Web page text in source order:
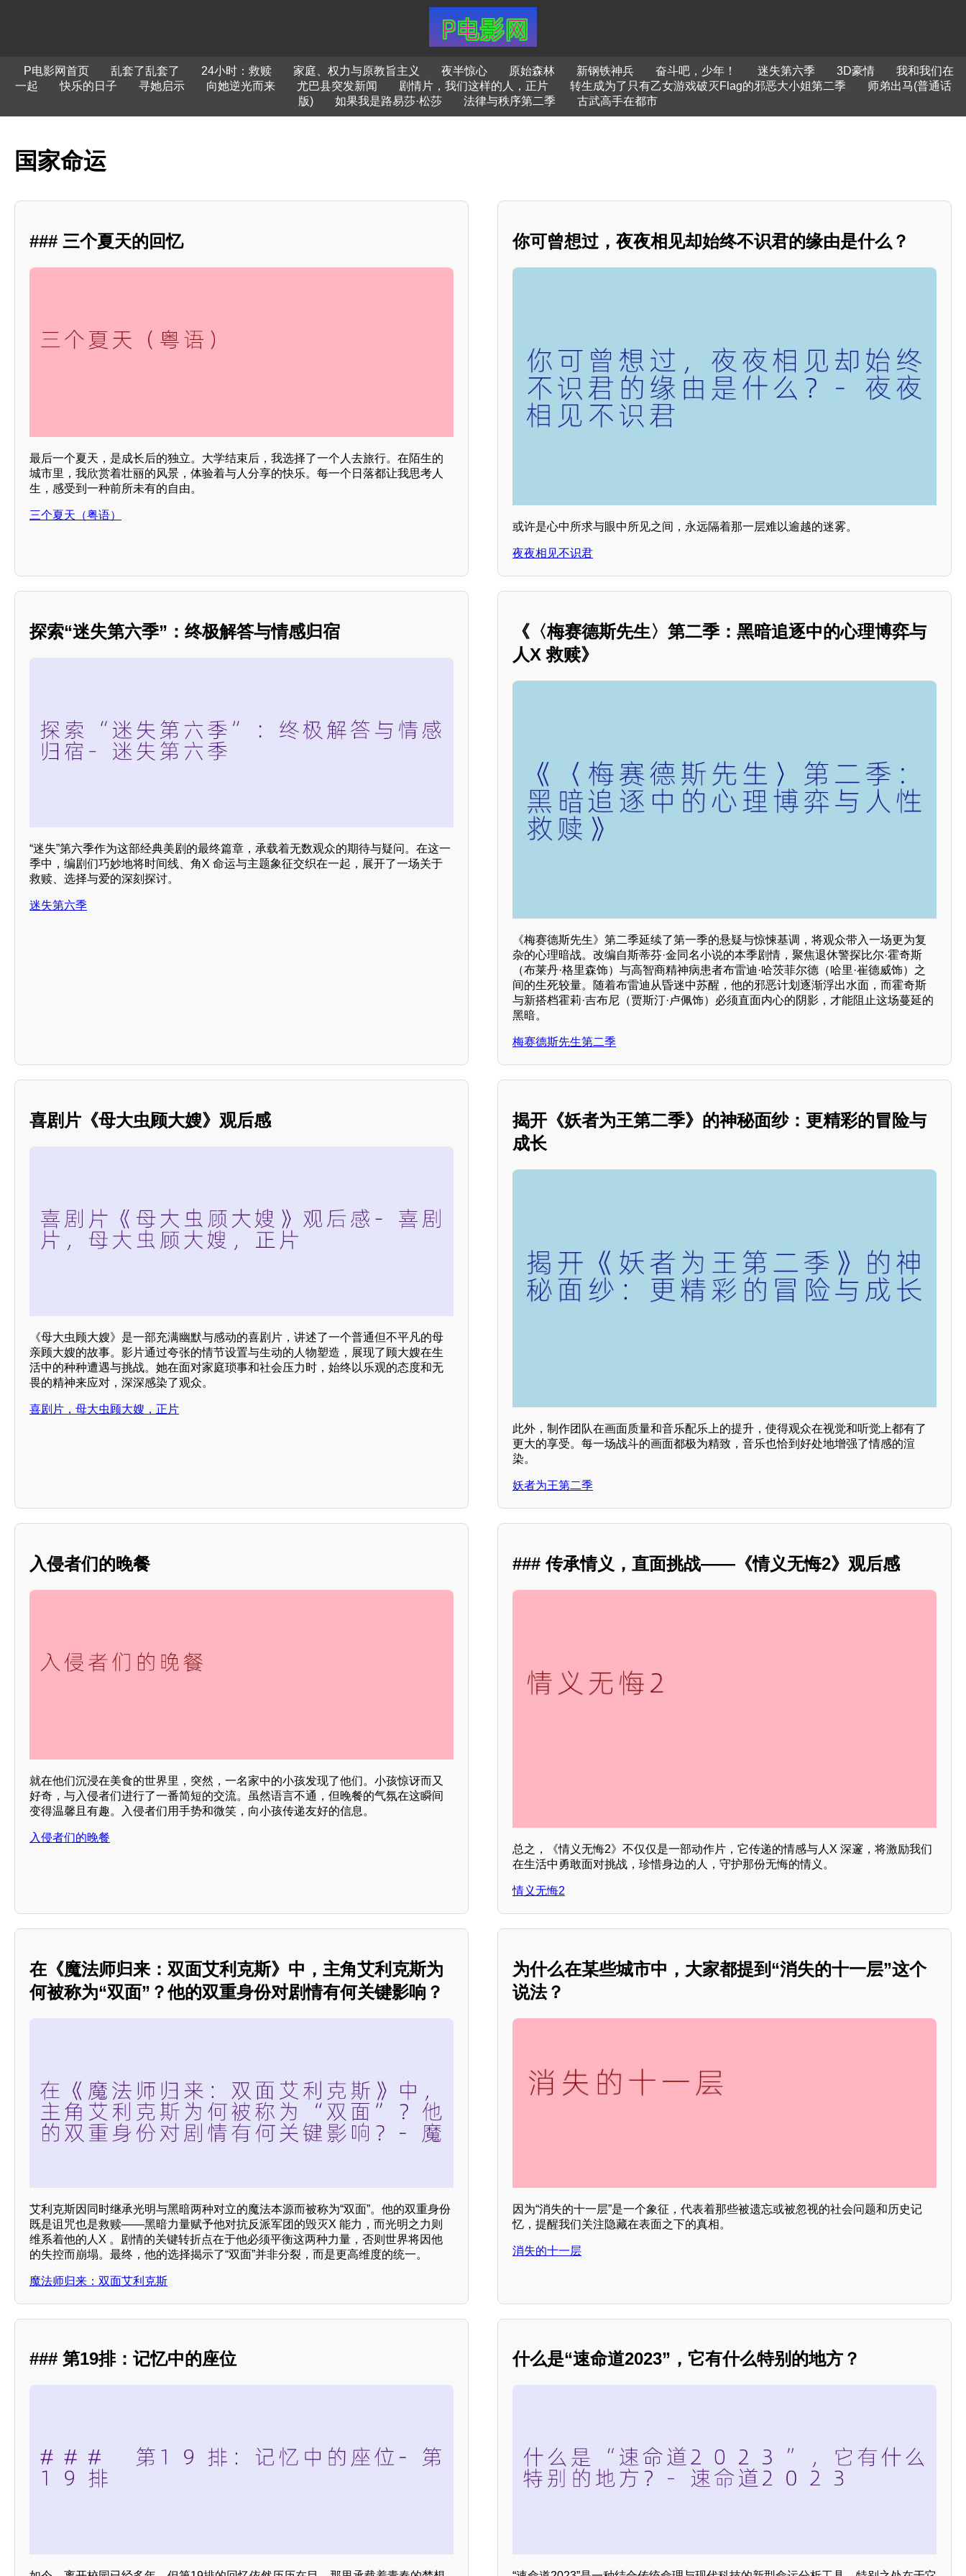
P电影网首页 乱套了乱套了 24小时：救赎 家庭、权力与原教旨主义 夜半惊心 原始森林 新钢铁神兵 奋斗吧，少年！ 迷失第六季 3D豪情
我和我们在
一起
快乐的日子 寻她启示 向她逆光而来 尤巴县突发新闻 剧情片，我们这样的人，正片 转生成为了只有乙女游戏破灭Flag的邪恶大小姐第二季
师弟出马(普通话
版)
如果我是路易莎·松莎 法律与秩序第二季 古武高手在都市
国家命运
### 三个夏天的回忆
最后一个夏天，是成长后的独立。大学结束后，我选择了一个人去旅行。在陌生的
城市里，我欣赏着壮丽的风景，体验着与人分享的快乐。每一个日落都让我思考人
生，感受到一种前所未有的自由。
三个夏天（粤语）
你可曾想过，夜夜相见却始终不识君的缘由是什么？
或许是心中所求与眼中所见之间，永远隔着那一层难以逾越的迷雾。
夜夜相见不识君
探索“迷失第六季”：终极解答与情感归宿
“迷失”第六季作为这部经典美剧的最终篇章，承载着无数观众的期待与疑问。在这一
季中，编剧们巧妙地将时间线、角X 命运与主题象征交织在一起，展开了一场关于
救赎、选择与爱的深刻探讨。
迷失第六季
《〈梅赛德斯先生〉第二季：黑暗追逐中的心理博弈与
人X 救赎》
《梅赛德斯先生》第二季延续了第一季的悬疑与惊悚基调，将观众带入一场更为复
杂的心理暗战。改编自斯蒂芬·金同名小说的本季剧情，聚焦退休警探比尔·霍奇斯
（布莱丹·格里森饰）与高智商精神病患者布雷迪·哈茨菲尔德（哈里·崔德威饰）之
间的生死较量。随着布雷迪从昏迷中苏醒，他的邪恶计划逐渐浮出水面，而霍奇斯
与新搭档霍莉·吉布尼（贾斯汀·卢佩饰）必须直面内心的阴影，才能阻止这场蔓延的
黑暗。
梅赛德斯先生第二季
喜剧片《母大虫顾大嫂》观后感
《母大虫顾大嫂》是一部充满幽默与感动的喜剧片，讲述了一个普通但不平凡的母
亲顾大嫂的故事。影片通过夸张的情节设置与生动的人物塑造，展现了顾大嫂在生
活中的种种遭遇与挑战。她在面对家庭琐事和社会压力时，始终以乐观的态度和无
畏的精神来应对，深深感染了观众。
喜剧片，母大虫顾大嫂，正片
揭开《妖者为王第二季》的神秘面纱：更精彩的冒险与
成长
此外，制作团队在画面质量和音乐配乐上的提升，使得观众在视觉和听觉上都有了
更大的享受。每一场战斗的画面都极为精致，音乐也恰到好处地增强了情感的渲
染。
妖者为王第二季
入侵者们的晚餐
就在他们沉浸在美食的世界里，突然，一名家中的小孩发现了他们。小孩惊讶而又
好奇，与入侵者们进行了一番简短的交流。虽然语言不通，但晚餐的气氛在这瞬间
变得温馨且有趣。入侵者们用手势和微笑，向小孩传递友好的信息。
入侵者们的晚餐
### 传承情义，直面挑战——《情义无悔2》观后感
总之，《情义无悔2》不仅仅是一部动作片，它传递的情感与人X 深邃，将激励我们
在生活中勇敢面对挑战，珍惜身边的人，守护那份无悔的情义。
情义无悔2
在《魔法师归来：双面艾利克斯》中，主角艾利克斯为
何被称为“双面”？他的双重身份对剧情有何关键影响？
艾利克斯因同时继承光明与黑暗两种对立的魔法本源而被称为“双面”。他的双重身份
既是诅咒也是救赎——黑暗力量赋予他对抗反派军团的毁灭X 能力，而光明之力则
维系着他的人X 。剧情的关键转折点在于他必须平衡这两种力量，否则世界将因他
的失控而崩塌。最终，他的选择揭示了“双面”并非分裂，而是更高维度的统一。
魔法师归来：双面艾利克斯
为什么在某些城市中，大家都提到“消失的十一层”这个
说法？
因为“消失的十一层”是一个象征，代表着那些被遗忘或被忽视的社会问题和历史记
忆，提醒我们关注隐藏在表面之下的真相。
消失的十一层
### 第19排：记忆中的座位 什么是“速命道2023”，它有什么特别的地方？